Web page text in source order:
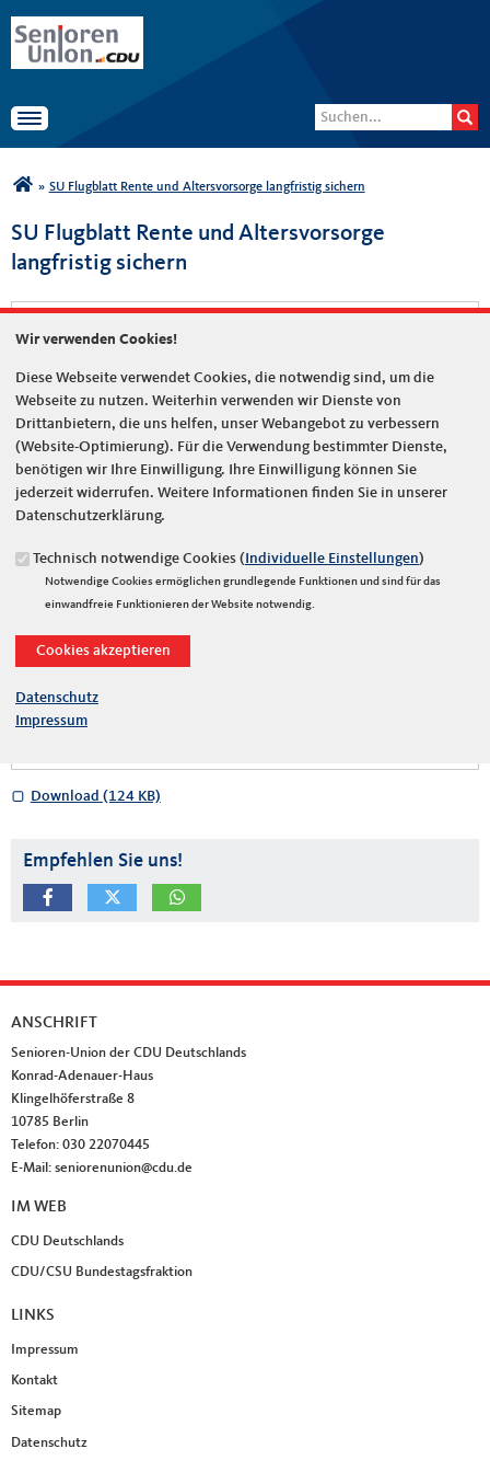
Deutschlands
Suchformular
Suche
Toggle navigation
Sie sind hier
» SU Flugblatt Rente und Altersvorsorge langfristig sichern
SU Flugblatt Rente und Altersvorsorge
langfristig sichern
Download (124 KB)
Empfehlen Sie uns!
Fußbereich
ANSCHRIFT
Senioren-Union der CDU Deutschlands
Konrad-Adenauer-Haus
Klingelhöferstraße 8
10785 Berlin
Telefon: 030 22070445
E-Mail: seniorenunion@cdu.de
IM WEB
CDU Deutschlands
CDU/CSU Bundestagsfraktion
LINKS
Impressum
Kontakt
Sitemap
Datenschutz
Wir verwenden Cookies!
Diese Webseite verwendet Cookies, die notwendig sind, um die
Webseite zu nutzen. Weiterhin verwenden wir Dienste von
Drittanbietern, die uns helfen, unser Webangebot zu verbessern
(Website-Optimierung). Für die Verwendung bestimmter Dienste,
benötigen wir Ihre Einwilligung. Ihre Einwilligung können Sie
jederzeit widerrufen. Weitere Informationen finden Sie in unserer
Datenschutzerklärung.
Technisch notwendige Cookies ( Individuelle Einstellungen)
Notwendige Cookies ermöglichen grundlegende Funktionen und sind für das
einwandfreie Funktionieren der Website notwendig.
Datenschutz
Impressum